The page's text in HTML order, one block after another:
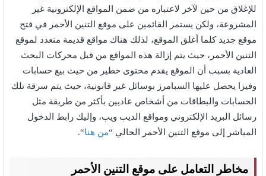
للإغلاق من حين لآخر لاعتباره من ضمن المواقع الإلكترونية غير
المشروعة، ولكن يستمر القائمين على موقع التنين الأحمر في فتح
موقع جديد كلما أغلق الموقع، لذلك هناك مواقع قديمة متعدد لموقع
التنين الأحمر، حيث يتم إزالة هذه المواقع من قبل محركات البحث
العادية بسبب أن الموقع يقدم محتوى خطير من حيث بيع حسابات
وفيزا يحصل عليها السبامرز بوسائل غير قانونية، حيث يتم سرقة تلك
الحسابات والبطاقات من أشخاص عاديين بأكثر من طريقة مثل
رسائل البريد الإلكتروني ومواقع الديب ويب، وإليك رابط الدخول
المباشر إلى موقع التنين الأحمر الحالي “من هنا“.
مخاطر التعامل على موقع التنين الأحمر